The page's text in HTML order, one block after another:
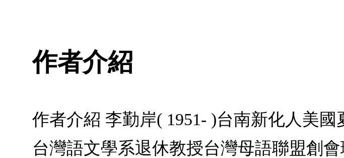
作者介紹
作者介紹 李勤岸( 1951- )台南新化人美
台灣語文學系退休教授台灣母語聯盟創